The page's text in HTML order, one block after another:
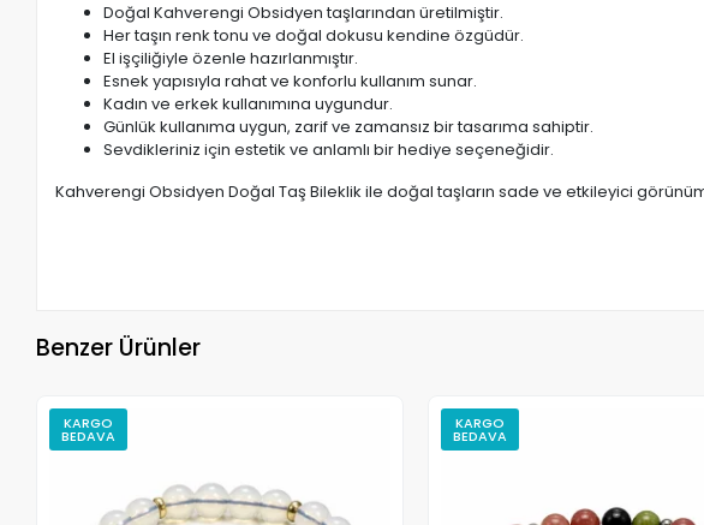
Doğal Kahverengi Obsidyen taşlarından üretilmiştir.
Her taşın renk tonu ve doğal dokusu kendine özgüdür.
El işçiliğiyle özenle hazırlanmıştır.
Esnek yapısıyla rahat ve konforlu kullanım sunar.
Kadın ve erkek kullanımına uygundur.
Günlük kullanıma uygun, zarif ve zamansız bir tasarıma sahiptir.
Sevdikleriniz için estetik ve anlamlı bir hediye seçeneğidir.
Kahverengi Obsidyen Doğal Taş Bileklik ile doğal taşların sade ve etkileyici
Benzer Ürünler
KARGO
BEDAVA
KARGO
BEDAVA